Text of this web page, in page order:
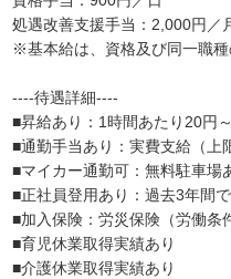
処遇改善支援手当：2,000円／
※基本給は、資格及び同一職
----待遇詳細----
■昇給あり：1時間あたり20円
■通勤手当あり：実費支給（上
■マイカー通勤可：無料駐車場
■正社員登用あり：過去3年間
■加入保険：労災保険（労働条
■育児休業取得実績あり
■介護休業取得実績あり